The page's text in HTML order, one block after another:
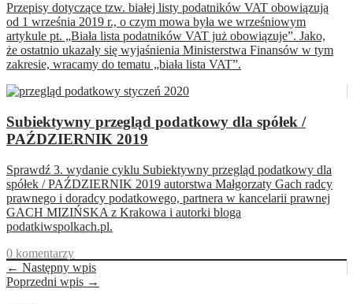
Przepisy dotyczące tzw. białej listy podatników VAT obowiązują
od 1 września 2019 r., o czym mowa była we wrześniowym
artykule pt. „Biała lista podatników VAT już obowiązuje”. Jako,
że ostatnio ukazały się wyjaśnienia Ministerstwa Finansów w tym
zakresie, wracamy do tematu „biała lista VAT”.
Subiektywny przegląd podatkowy dla spółek /
PAŹDZIERNIK 2019
Sprawdź 3. wydanie cyklu Subiektywny przegląd podatkowy dla
spółek / PAŹDZIERNIK 2019 autorstwa Małgorzaty Gach radcy
prawnego i doradcy podatkowego, partnera w kancelarii prawnej
GACH MIZIŃSKA z Krakowa i autorki bloga
podatkiwspolkach.pl.
0 komentarzy
← Następny wpis
Poprzedni wpis →